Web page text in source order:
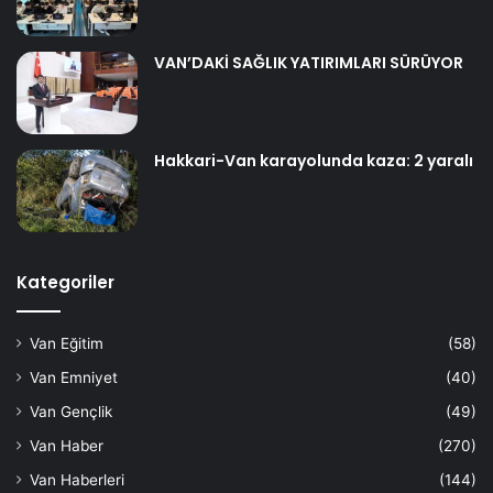
VAN’DAKİ SAĞLIK YATIRIMLARI SÜRÜYOR
Hakkari-Van karayolunda kaza: 2 yaralı
Kategoriler
Van Eğitim
(58)
Van Emniyet
(40)
Van Gençlik
(49)
Van Haber
(270)
Van Haberleri
(144)